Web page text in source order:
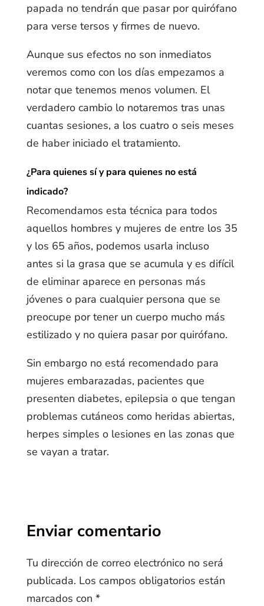
papada no tendrán que pasar por quirófano
para verse tersos y firmes de nuevo.
Aunque sus efectos no son inmediatos
veremos como con los días empezamos a
notar que tenemos menos volumen. El
verdadero cambio lo notaremos tras unas
cuantas sesiones, a los cuatro o seis meses
de haber iniciado el tratamiento.
¿Para quienes sí y para quienes no está
indicado?
Recomendamos esta técnica para todos
aquellos hombres y mujeres de entre los 35
y los 65 años, podemos usarla incluso
antes si la grasa que se acumula y es difícil
de eliminar aparece en personas más
jóvenes o para cualquier persona que se
preocupe por tener un cuerpo mucho más
estilizado y no quiera pasar por quirófano.
Sin embargo no está recomendado para
mujeres embarazadas, pacientes que
presenten diabetes, epilepsia o que tengan
problemas cutáneos como heridas abiertas,
herpes simples o lesiones en las zonas que
se vayan a tratar.
Enviar comentario
Tu dirección de correo electrónico no será
publicada. Los campos obligatorios están
marcados con *